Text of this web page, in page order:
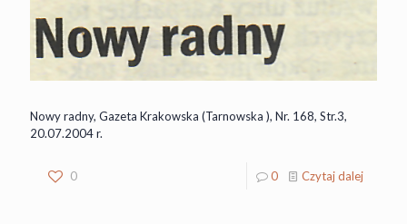
Nowy radny, Gazeta Krakowska (Tarnowska ), Nr. 168, Str.3,
20.07.2004 r.
0 0 Czytaj dalej